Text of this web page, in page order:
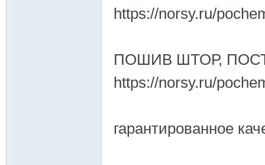
https://norsy.ru/
ПОШИВ ШТОР,
https://norsy.ru/
гарантированное